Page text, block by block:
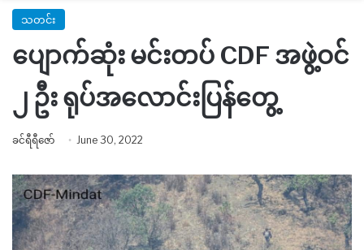
သတင်း
ပျောက်ဆုံး မင်းတပ် CDF အဖွဲ့ဝင်
၂ ဦး ရုပ်အလောင်းပြန်တွေ့
ခင်ရီရီဇော် June 30, 2022